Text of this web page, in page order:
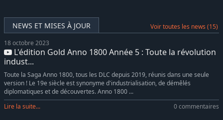
NEWS ET MISES À JOUR Voir toutes les news (15)
18 octobre 2023
L'édition Gold Anno 1800 Année 5 : Toute la révolution
indust...
Toute la Saga Anno 1800, tous les DLC depuis 2019, réunis dans une seule
version ! Le 19e siècle est synonyme d'industrialisation, de démêlés
diplomatiques et de découvertes. Anno 1800 ...
Lire la suite...
0 commentaires